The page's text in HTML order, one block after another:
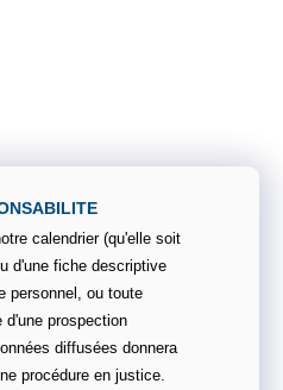
calendrier (qu'elle soit
d'une fiche descriptive
personnel, ou toute
d'une prospection
diffusées donnera
procédure en justice.